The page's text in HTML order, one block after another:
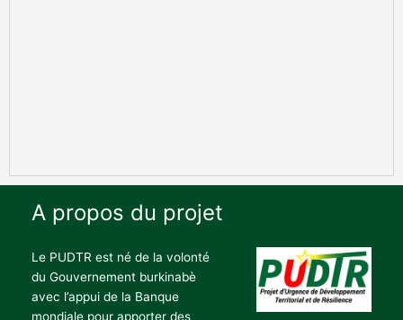
A propos du projet
Le PUDTR est né de la volonté
du Gouvernement burkinabè
avec l’appui de la Banque
mondiale pour apporter des